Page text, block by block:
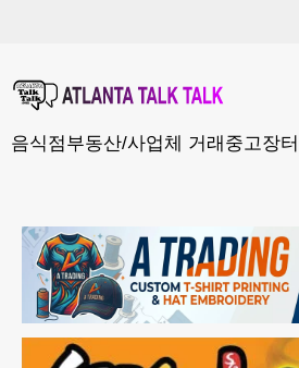
음식점부동산/사업체 거래 중고장터